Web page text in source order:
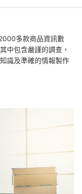
多款商品資訊數
中包含嚴謹的調查，
識及準確的情報製作